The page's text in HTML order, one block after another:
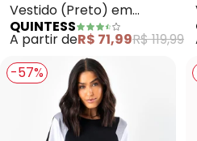
Vestido (Preto) em
Malha Crepe
QUINTESS
A partir deR$ 71,99R$ 119,99
-57%